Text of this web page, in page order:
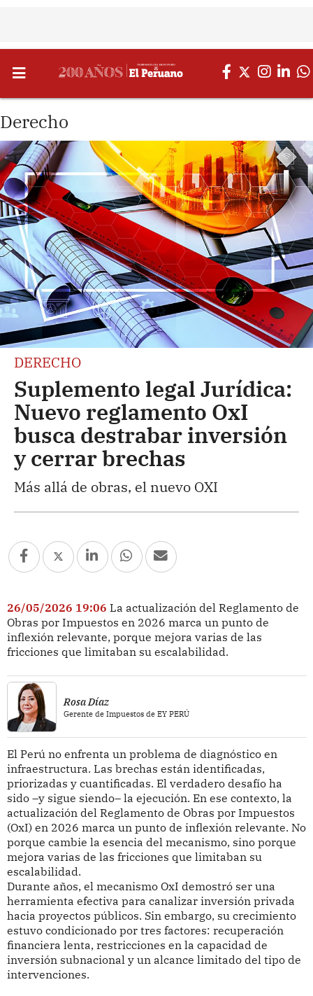
Derecho
DERECHO
Suplemento legal Jurídica:
Nuevo reglamento OxI
busca destrabar inversión
y cerrar brechas
Más allá de obras, el nuevo OXI
26/05/2026 19:06 La actualización del Reglamento de
Obras por Impuestos en 2026 marca un punto de
inflexión relevante, porque mejora varias de las
fricciones que limitaban su escalabilidad.
Rosa Díaz
Gerente de Impuestos de EY PERÚ
El Perú no enfrenta un problema de diagnóstico en
infraestructura. Las brechas están identificadas,
priorizadas y cuantificadas. El verdadero desafío ha
sido –y sigue siendo– la ejecución. En ese contexto, la
actualización del Reglamento de Obras por Impuestos
(OxI) en 2026 marca un punto de inflexión relevante. No
porque cambie la esencia del mecanismo, sino porque
mejora varias de las fricciones que limitaban su
escalabilidad.
Durante años, el mecanismo OxI demostró ser una
herramienta efectiva para canalizar inversión privada
hacia proyectos públicos. Sin embargo, su crecimiento
estuvo condicionado por tres factores: recuperación
financiera lenta, restricciones en la capacidad de
inversión subnacional y un alcance limitado del tipo de
intervenciones.